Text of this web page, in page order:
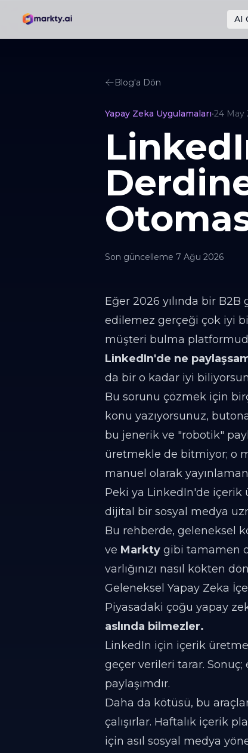
AI
Blog'a Dön
Yapay Zeka Uygulamaları•24 May
Son güncelleme 7 Ağu 2026
Eğer 2026 yılında bir
edilemez gerçeği çok iyi
müşteri bulma
LinkedIn'de ne
da bir o kadar iyi
Bu sorunu çözmek için
konu yazıyorsunuz,
bu jenerik ve "robotik"
üretmekle de bitmiyor; o
manuel olarak
Peki ya LinkedIn'de içerik
dijital bir sosyal medya
Bu rehberde, geleneksel
ve Markty gibi tamamen
varlığınızı nasıl kökten
Geleneksel Yapay Zeka
Piyasadaki çoğu yapay
aslında bilmezler.
LinkedIn için içerik
geçer verileri tarar.
paylaşımdır.
Daha da kötüsü, bu
çalışırlar. Haftalık içerik
için asıl sosyal medya